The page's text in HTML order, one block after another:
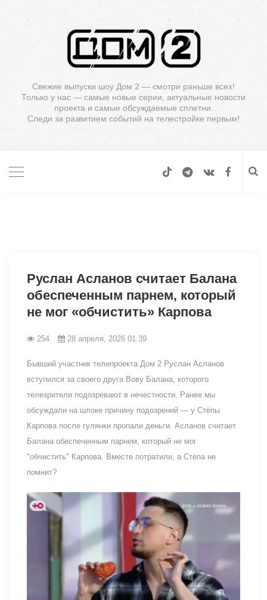
Свежие выпуски шоу Дом 2 — смотри раньше всех!
Только у нас — самые новые серии, актуальные новости
проекта и самые обсуждаемые сплетни.
Следи за развитием событий на телестройке первым!
Руслан Асланов считает Балана
обеспеченным парнем, который
не мог «обчистить» Карпова
254 28 апреля, 2026 01:39
Бывший участник телепроекта Дом 2 Руслан Асланов
вступился за своего друга Вову Балана, которого
телезрители подозревают в нечестности. Ранее мы
обсуждали на шлоке причину подозрений — у Стёпы
Карпова после гулянки пропали деньги. Асланов считает
Балана обеспеченным парнем, который не мог
"обчистить" Карпова. Вместе потратили, а Стёпа не
помнит?